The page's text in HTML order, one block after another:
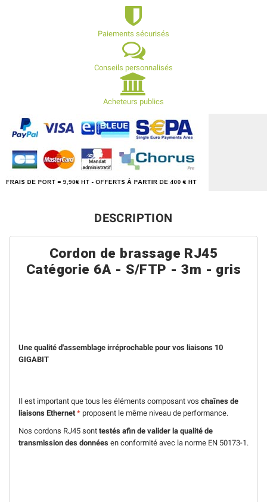
Paiements sécurisés
Conseils personnalisés
Acheteurs publics
DESCRIPTION
Cordon de brassage RJ45
Catégorie 6A - S/FTP - 3m - gris
Une qualité d'assemblage irréprochable pour vos liaisons 10
GIGABIT
Il est important que tous les éléments composant vos chaînes de
liaisons Ethernet* proposent le même niveau de performance.
Nos cordons RJ45 sont testés afin de valider la qualité de
transmission des données en conformité avec la norme EN 50173-1.